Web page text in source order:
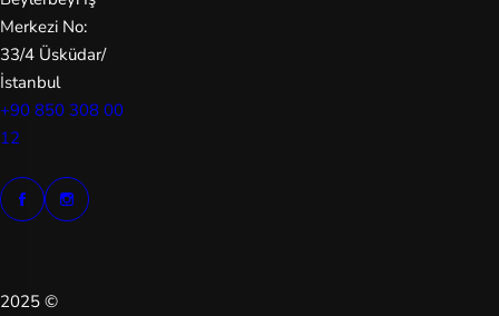
Merkezi No:
33/4 Üsküdar/
İstanbul
+90 850 308 00
12
2025 ©